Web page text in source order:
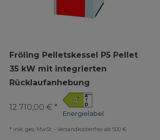
Fröling Pelletskessel P5 Pellet
35 kW mit integrierten
Rücklaufanhebung
Energielabel
12.710,00 € *
* inkl. ges. MwSt. - Versandkostenfrei ab 500 €